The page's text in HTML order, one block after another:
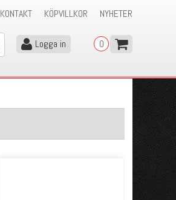
NYHETER
KÖPVILLKOR
KONTAKT
0
Logga in